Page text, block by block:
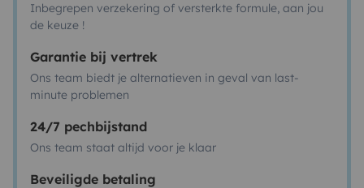
Inbegrepen verzekering of versterkte formule, aan jou
de keuze !
Garantie bij vertrek
Ons team biedt je alternatieven in geval van last-
minute problemen
24/7 pechbijstand
Ons team staat altijd voor je klaar
Beveiligde betaling